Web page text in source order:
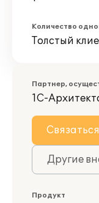
Количество
Толстый
Партнер,
1С-
Связаться
Другие
Продукт